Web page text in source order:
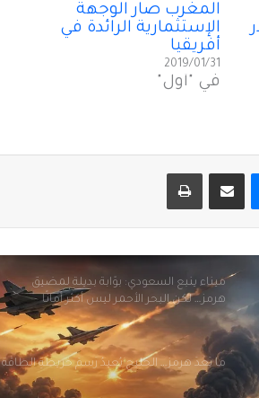
المغرب صار الوجهة
الإستثمارية الرائدة في
أفريقيا
2019/01/31
في "أول"
ماسنجر مشاركة عبر البريد طباعة
الأمن الغذائي العالمي… الجبهة الأخرى للحرب
من الغاز إلى الجغرافيا السياسية… ماذا يُغيّرُ
خط نيجيريا–المغرب؟
الرنمينبي في الخليج… هل يُهَدِّدُ هَيمَنَةَ الدولار؟
ما بَعدَ هرمز… الخليج يُعيدُ رَسمَ خريطةِ الطاقة
الأمن الغذائي العالمي… الجبهة الأخرى للحرب